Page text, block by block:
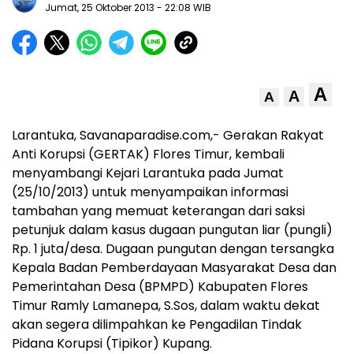
Jumat, 25 Oktober 2013 - 22:08 WIB
A A A
Larantuka, Savanaparadise.com,- Gerakan Rakyat
Anti Korupsi (GERTAK) Flores Timur, kembali
menyambangi Kejari Larantuka pada Jumat
(25/10/2013) untuk menyampaikan informasi
tambahan yang memuat keterangan dari saksi
petunjuk dalam kasus dugaan pungutan liar (pungli)
Rp. 1 juta/desa. Dugaan pungutan dengan tersangka
Kepala Badan Pemberdayaan Masyarakat Desa dan
Pemerintahan Desa (BPMPD) Kabupaten Flores
Timur Ramly Lamanepa, S.Sos, dalam waktu dekat
akan segera dilimpahkan ke Pengadilan Tindak
Pidana Korupsi (Tipikor) Kupang.